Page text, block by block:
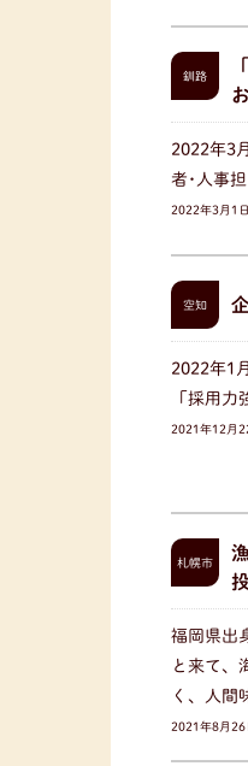
釧路
2022年3
者･人事
2022年3月1日
空知
2022年1
「採用力
2021年12月
札幌市
福岡県出
と来て、
く、人間
2021年8月26